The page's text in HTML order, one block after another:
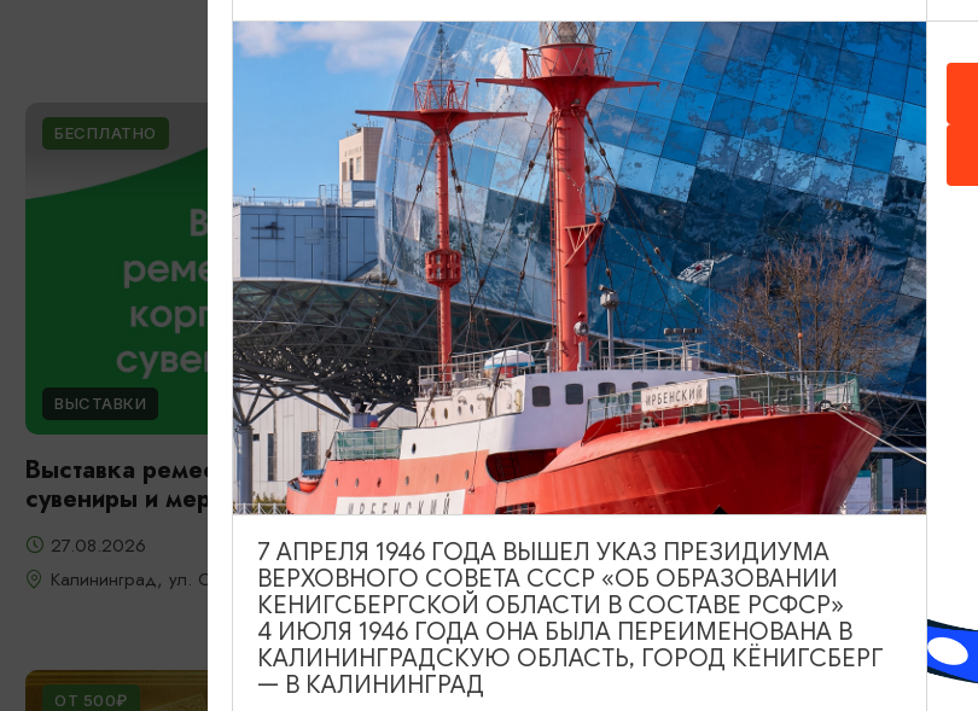
библиотека им. В. Маяковского
БЕСПЛАТНО
ВЫСТАВКИ
Выставка ремесленников: корпоративные
сувениры и мерч
27.08.2026
Калининград, ул. Октябрьская, д. 8
БЕСПЛАТНО
ДРУГИЕ МЕРОПРИЯТИЯ
День Российского кино
27.08.2026
Калининград, Калининградский областной музей
изобразительных искусств
ОТ 500₽
7 АПРЕЛЯ 1946 ГОДА ВЫШЕЛ УКАЗ ПРЕЗИДИУМА
ВЕРХОВНОГО СОВЕТА СССР «ОБ ОБРАЗОВАНИИ
КЕНИГСБЕРГСКОЙ ОБЛАСТИ В СОСТАВЕ РСФСР»
4 ИЮЛЯ 1946 ГОДА ОНА БЫЛА ПЕРЕИМЕНОВАНА В
КАЛИНИНГРАДСКУЮ ОБЛАСТЬ, ГОРОД КЁНИГСБЕРГ
— В КАЛИНИНГРАД